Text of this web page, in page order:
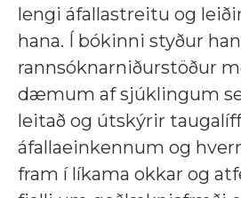
lengi áfallastreitu og
hana. Í bókinni styður
rannsóknarniðurstöður
dæmum af sjúklingum
leitað og útskýrir
áfallaeinkennum og
fram í líkama okkar og